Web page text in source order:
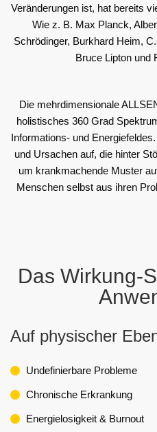
Veränderungen ist, hat bereits
Wie z. B. Max Planck,
Schrödinger, Burkhard Heim,
Bruce Lipton und
Die mehrdimensionale
holistisches 360 Grad
Informations- und
und Ursachen auf, die hinter
um krankmachende Muster
Menschen selbst aus ihren
Das Wirkung-
Auf physischer
Undefinierbare Probleme
Chronische Erkrankung
Energielosigkeit & Burnout